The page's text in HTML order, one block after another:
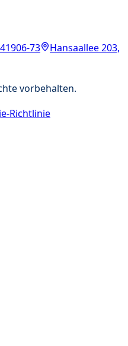
73
Hansaallee 203,
vorbehalten.
Richtlinie